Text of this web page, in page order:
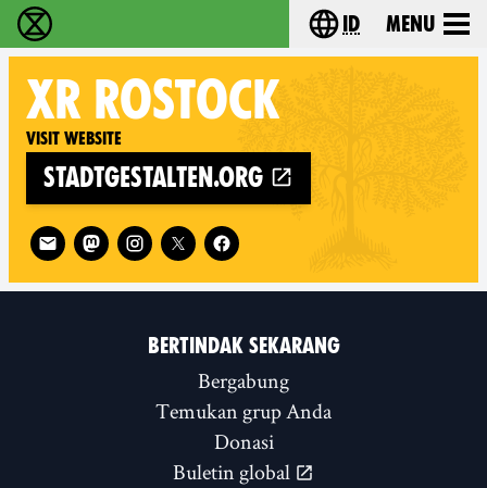
Extinction Rebellion (XR–Pemberontakan
Choose your
id Menu
XR ROSTOCK
Visit website
stadtgestalten.org
Follow XR Rostock on
BERTINDAK SEKARANG
Bergabung
Temukan grup Anda
Donasi
Buletin global